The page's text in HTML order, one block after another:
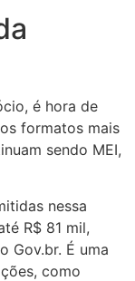
é hora de
formatos mais
sendo MEI,
nessa
R$ 81 mil,
Gov.br. É uma
como